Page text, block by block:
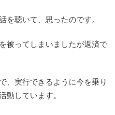
を聴いて、思ったのです。
被ってしまいましたが返済で
、実行できるように今を乗り
動しています。